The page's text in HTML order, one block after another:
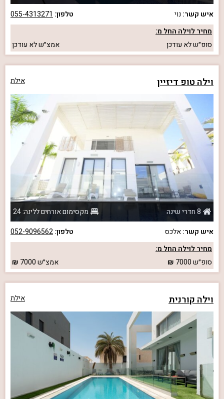
איש קשר: נוי טלפון: 055-4313271
מחיר לוילה החל מ:
סופ״שלא עודכן אמצ״שלא עודכן
וילה טופ דיזיין אילת
8 חדרי שינה
מקסימום אורחים ללינה: 24
איש קשר:אלכס טלפון:052-9096562
מחיר לוילה החל מ:
סופ״ש7000 אמצ״ש7000
וילה קורנית אילת